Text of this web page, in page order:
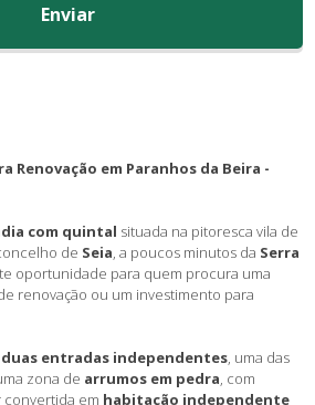
Enviar
Renovação em Paranhos da Beira -
com quintal situada na pitoresca vila de
de Seia, a poucos minutos da Serra
oportunidade para quem procura uma
renovação ou um investimento para
duas entradas independentes, uma das
zona de arrumos em pedra, com
convertida em habitação independente